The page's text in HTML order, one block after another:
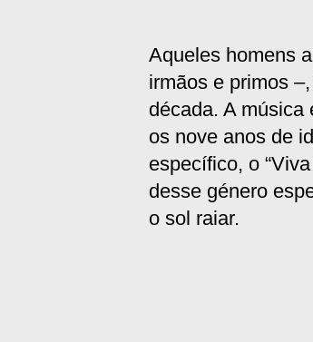
Aqueles homens
irmãos e primos
década. A música
os nove anos de
específico, o
desse género
o sol raiar.